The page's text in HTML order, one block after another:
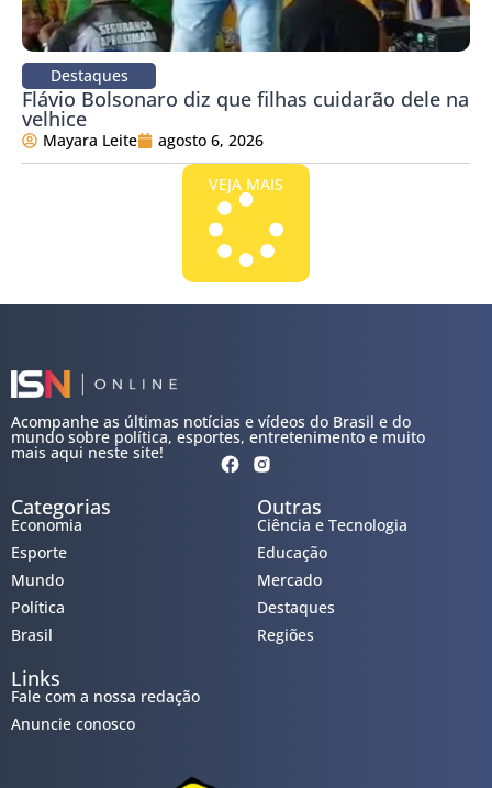
Destaques
Flávio Bolsonaro diz que filhas cuidarão dele na
velhice
Mayara Leite agosto 6, 2026
VEJA MAIS
Acompanhe as últimas notícias e vídeos do Brasil e do
mundo sobre política, esportes, entretenimento e muito
mais aqui neste site!
Categorias
Economia
Esporte
Mundo
Política
Brasil
Outras
Ciência e Tecnologia
Educação
Mercado
Destaques
Regiões
Links
Fale com a nossa redação
Anuncie conosco